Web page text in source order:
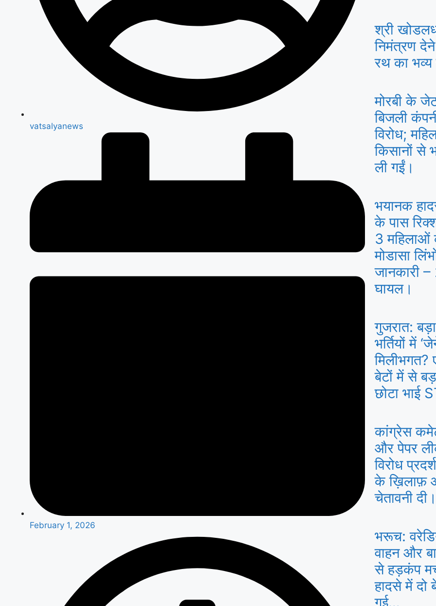
vatsalyanews
February 1, 2026
श्री
निमंत्रण
रथ का भव्य
मोरबी के
बिजली
विरोध;
किसानों से
ली गईं।
भयानक
के पास
3 महिलाओं
मोडासा
जानकारी
घायल।
गुजरात:
भर्तियों में
मिलीभगत?
बेटों में से
छोटा भाई
कांग्रेस
और पेपर
विरोध
के ख़िलाफ़
चेतावनी दी।
भरूच:
वाहन और
से हड़कंप
हादसे में दो
गई…